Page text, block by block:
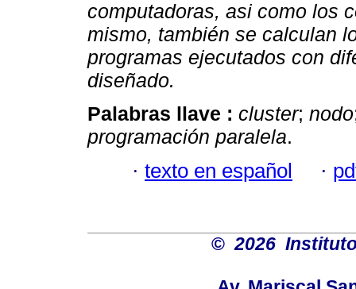
computadoras, asi como los
mismo, también se calculan
programas ejecutados con
diseñado.
Palabras llave : cluster; nodo
programación paralela.
· texto en español ·
© 2026